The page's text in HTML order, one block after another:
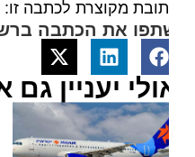
מקוצרת לכתבה זו:
את הכתבה
יעניין גם